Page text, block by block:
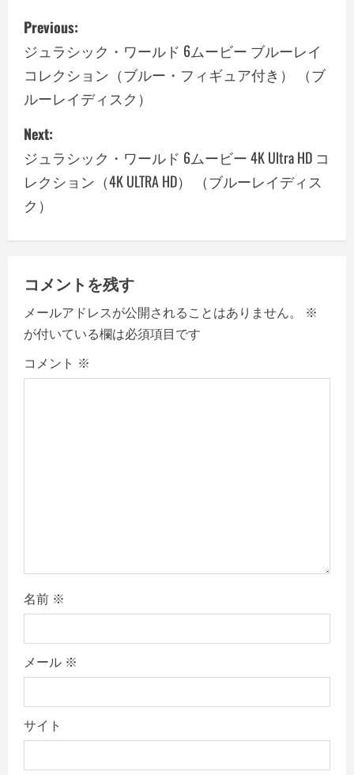
P
o
s
t
n
a
v
i
g
a
t
i
Previous:
ジュラシック・ワールド 6ムービー ブルーレイ
コレクション（ブルー・フィギュア付き） （ブ
ルーレイディスク）
Next:
ジュラシック・ワールド 6ムービー 4K Ultra HD コ
レクション（4K ULTRA HD） （ブルーレイディス
ク）
コメントを残す
メールアドレスが公開されることはありません。
※
が付いている欄は必須項目です
コメント ※
名前 ※
メール ※
サイト